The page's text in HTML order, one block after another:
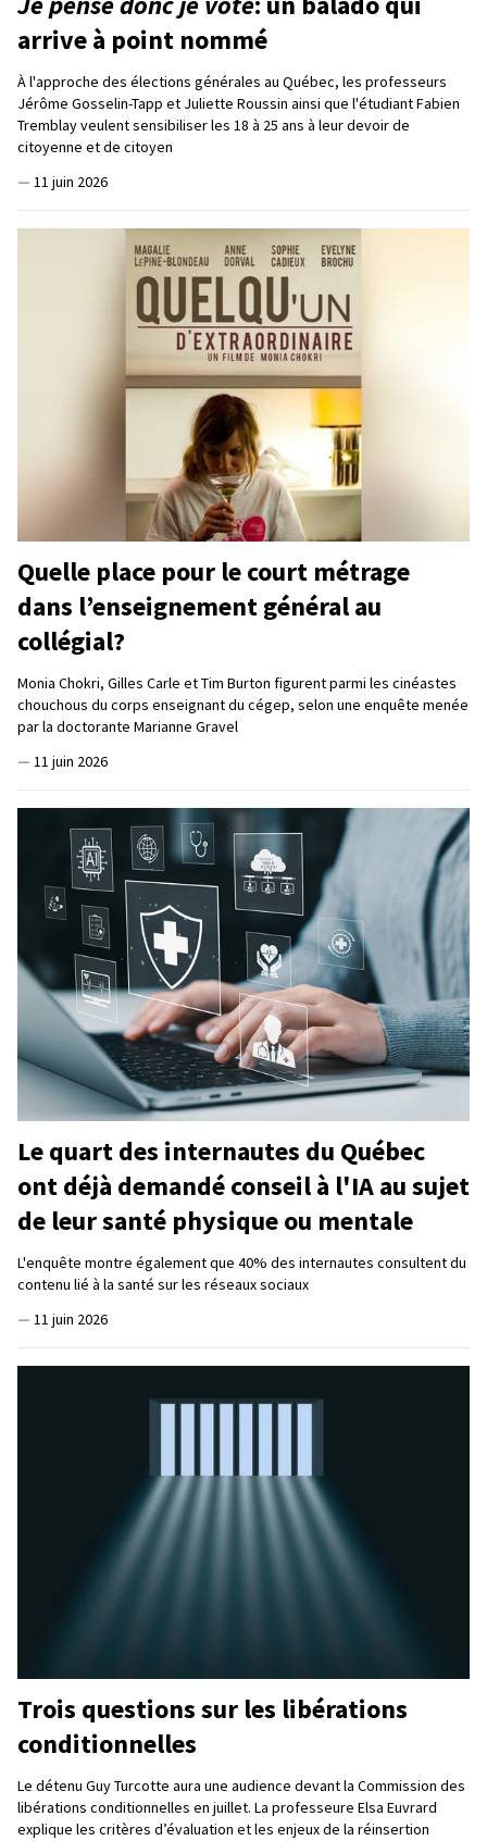
arrive à point nommé
À l'approche des élections générales au Québec, les professeurs
Jérôme Gosselin-Tapp et Juliette Roussin ainsi que l'étudiant Fabien
Tremblay veulent sensibiliser les 18 à 25 ans à leur devoir de
citoyenne et de citoyen
— 11 juin 2026
Quelle place pour le court métrage
dans l’enseignement général au
collégial?
Monia Chokri, Gilles Carle et Tim Burton figurent parmi les cinéastes
chouchous du corps enseignant du cégep, selon une enquête menée
par la doctorante Marianne Gravel
— 11 juin 2026
Le quart des internautes du Québec
ont déjà demandé conseil à l'IA au sujet
de leur santé physique ou mentale
L'enquête montre également que 40% des internautes consultent du
contenu lié à la santé sur les réseaux sociaux
— 11 juin 2026
Trois questions sur les libérations
conditionnelles
Le détenu Guy Turcotte aura une audience devant la Commission des
libérations conditionnelles en juillet. La professeure Elsa Euvrard
explique les critères d’évaluation et les enjeux de la réinsertion